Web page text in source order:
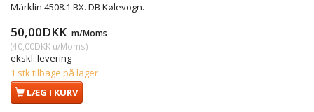
Märklin 4508.1 BX. DB Kølevogn.
50,00DKK m/Moms
(40,00DKK u/Moms)
ekskl. levering
1 stk tilbage på lager
LÆG I KURV